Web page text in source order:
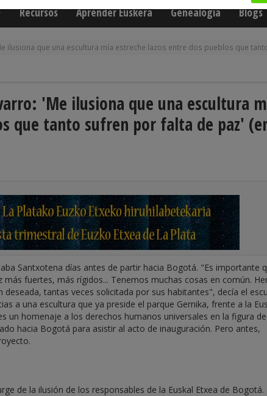
Recursos Aprender Euskera Genealogía Blogs
ilusiona que una escultura mía estreche lazos entre dos pueblos que
'Me ilusiona que una escultura
que tanto sufren por falta de paz'
Santxotena días antes de partir hacia Bogotá. "Es importante
fuertes, más rígidos... Tenemos muchas cosas en común.
deseada, tantas veces solicitada por sus habitantes", decía el
a una escultura que ya preside el parque Gernika, frente a la
un homenaje a los derechos humanos universales en la figura de
hacia Bogotá para asistir al acto de inauguración. Pero antes,
de la ilusión de los responsables de la Euskal Etxea de Bogotá.